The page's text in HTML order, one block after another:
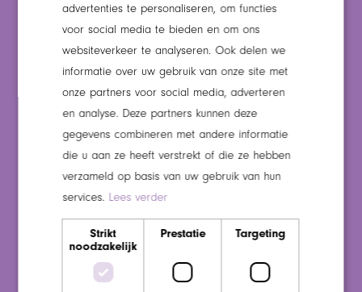
Bestuur en verantwoording
Medezeggenschap
Beleid kwaliteit en veiligheid
Giften en sponsoring
Ongenoegen en klachten
Stichting Vrienden van Maaswaarden
Downloads
Veelgestelde vragen
Wegwijzers
Wegwijzer locatie De Notenhoff
advertenties te personaliseren, om functies
voor social media te bieden en om ons
websiteverkeer te analyseren. Ook delen we
informatie over uw gebruik van onze site met
onze partners voor social media, adverteren
en analyse. Deze partners kunnen deze
gegevens combineren met andere informatie
die u aan ze heeft verstrekt of die ze hebben
verzameld op basis van uw gebruik van hun
services. Lees verder
Strikt
noodzakelijk
Prestatie Targeting